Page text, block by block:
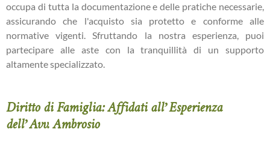
occupa di tutta la documentazione e delle pratiche necessarie,
assicurando che l'acquisto sia protetto e conforme alle
normative vigenti. Sfruttando la nostra esperienza, puoi
partecipare alle aste con la tranquillità di un supporto
altamente specializzato.
Diritto di Famiglia: Affidati all’Esperienza
dell’Avv. Ambrosio